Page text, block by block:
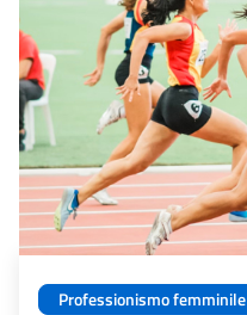
Professionismo femminile